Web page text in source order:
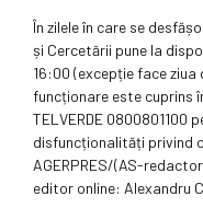
În zilele în care se
și Cercetării pune la
16:00 (excepție face ziua
funcționare este cuprins
TELVERDE 0800801100
disfuncționalități privind
AGERPRES/(AS-
editor online: Alexandru